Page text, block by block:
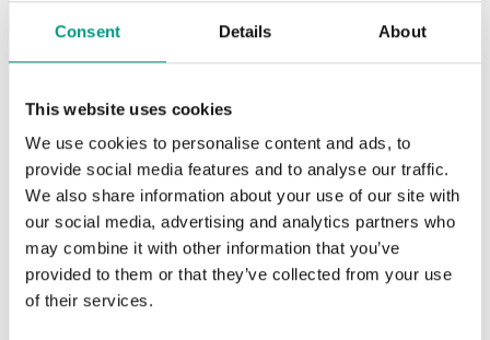
Consent Details About
This website uses cookies
We use cookies to personalise content and ads, to
provide social media features and to analyse our traffic.
We also share information about your use of our site with
our social media, advertising and analytics partners who
may combine it with other information that you’ve
provided to them or that they’ve collected from your use
of their services.